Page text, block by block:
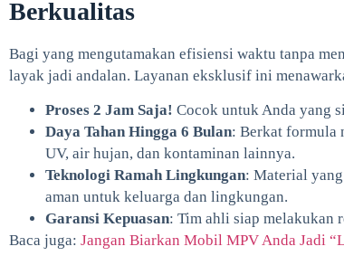
Berkualitas
Bagi yang mengutamakan efisiensi waktu tanpa
layak jadi andalan. Layanan eksklusif ini
Proses 2 Jam Saja! Cocok untuk Anda yang
Daya Tahan Hingga 6 Bulan: Berkat formula
UV, air hujan, dan kontaminan lainnya.
Teknologi Ramah Lingkungan: Material
aman untuk keluarga dan lingkungan.
Garansi Kepuasan: Tim ahli siap melakukan
Baca juga: Jangan Biarkan Mobil MPV Anda Jadi